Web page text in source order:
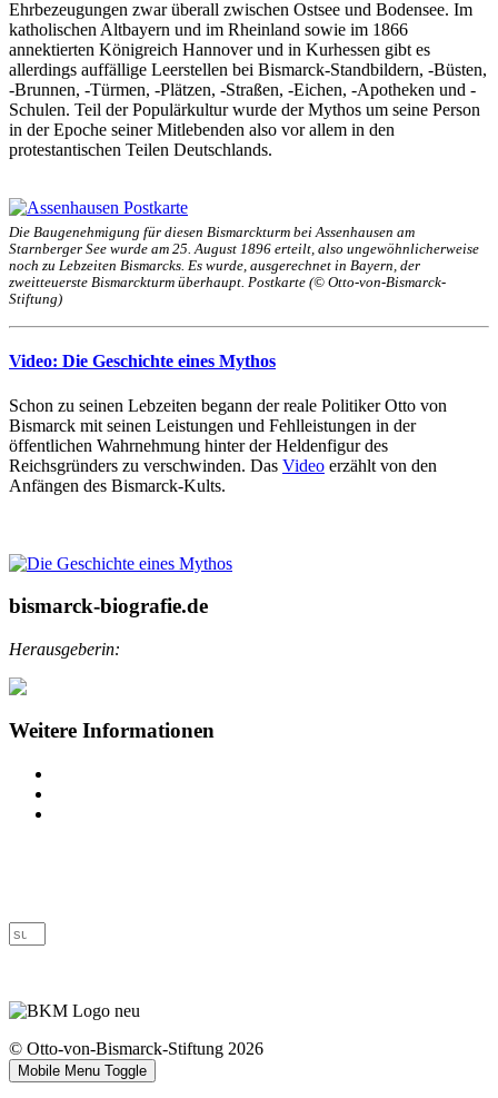
Ehrbezeugungen zwar überall zwischen Ostsee und Bodensee. Im
katholischen Altbayern und im Rheinland sowie im 1866
annektierten Königreich Hannover und in Kurhessen gibt es
allerdings auffällige Leerstellen bei Bismarck-Standbildern, -Büsten,
-Brunnen, -Türmen, -Plätzen, -Straßen, -Eichen, -Apotheken und -
Schulen. Teil der Populärkultur wurde der Mythos um seine Person
in der Epoche seiner Mitlebenden also vor allem in den
protestantischen Teilen Deutschlands.
Die Baugenehmigung für diesen Bismarckturm bei Assenhausen am
Starnberger See wurde am 25. August 1896 erteilt, also ungewöhnlicherweise
noch zu Lebzeiten Bismarcks. Es wurde, ausgerechnet in Bayern, der
zweitteuerste Bismarckturm überhaupt. Postkarte (© Otto-von-Bismarck-
Stiftung)
Video: Die Geschichte eines Mythos
Schon zu seinen Lebzeiten begann der reale Politiker Otto von
Bismarck mit seinen Leistungen und Fehlleistungen in der
öffentlichen Wahrnehmung hinter der Heldenfigur des
Reichsgründers zu verschwinden. Das Video erzählt von den
Anfängen des Bismarck-Kults.
bismarck-biografie.de
Herausgeberin:
Weitere Informationen
© Otto-von-Bismarck-Stiftung 2026
Mobile Menu Toggle